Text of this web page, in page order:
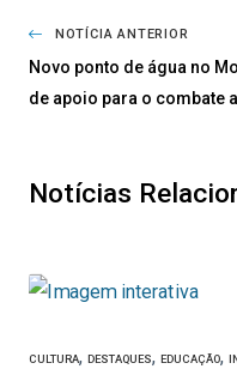
NOTÍCIA ANTERIOR
Novo ponto de água no
de apoio para o combate
Notícias
CULTURA, DESTAQUES, EDUCAÇÃO,